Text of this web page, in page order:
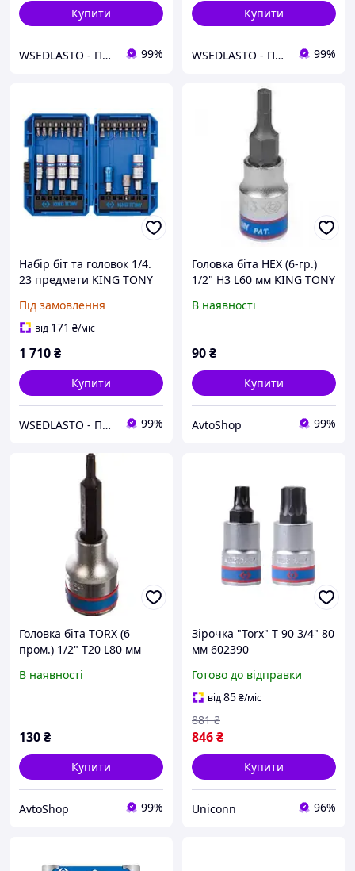
Купити
WSEDLASTO - Продаж автосервісного обладнання в Україні 99%
Купити
WSEDLASTO - Продаж автосервісного обладнання в Україні 99%
Набір біт та головок 1/4.
23 предмети KING TONY
Під замовлення
від 171 ₴/міс
1 710₴
Купити
WSEDLASTO - Продаж автосервісного обладнання в Україні 99%
Головка біта HEX (6-гр.)
1/2" H3 L60 мм KING TONY
В наявності
90₴
Купити
AvtoShop 99%
Головка біта TORX (6
пром.) 1/2" T20 L80 мм
В наявності
130₴
Купити
AvtoShop 99%
Зірочка "Torx" Т 90 3/4" 80
мм 602390
Готово до відправки
від85₴/міс
846₴
881 ₴
Купити
Uniconn 96%